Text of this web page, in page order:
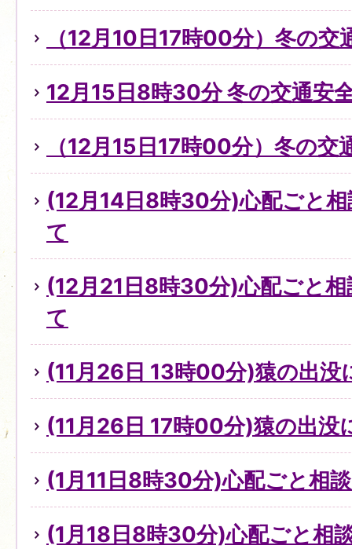
（12月10日17時00分）冬の
12月15日8時30分 冬の交通安
（12月15日17時00分）冬の
(12月14日8時30分)心配ごと
て
(12月21日8時30分)心配ごと
て
(11月26日 13時00分)猿の出没
(11月26日 17時00分)猿の出没
(1月11日8時30分)心配ごと相
(1月18日8時30分)心配ごと相